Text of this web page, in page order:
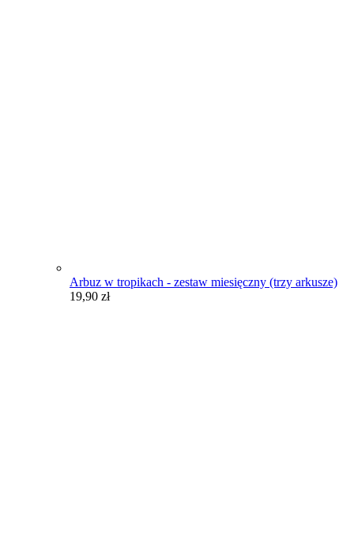
Arbuz w tropikach - zestaw miesięczny (trzy arkusze)
19,90 zł